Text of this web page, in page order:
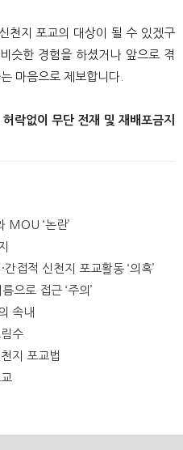
천지 포교의 대상이 될 수 있겠구
슷한 경험을 하셨거나 앞으로 겪
마음으로 제보합니다.​
락없이 무단 전재 및 재배포금지
MOU ‘논란’
접적 신천지 포교활동 ‘의혹’
으로 접근 ‘주의’
속내
수
지 포교법